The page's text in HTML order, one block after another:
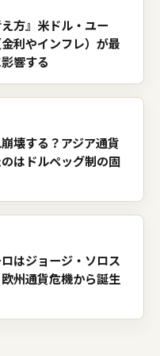
方』米ドル・ユー
利やインフレ）が最
響する
壊する？アジア通貨
はドルペッグ制の固
はジョージ・ソロス
州通貨危機から誕生